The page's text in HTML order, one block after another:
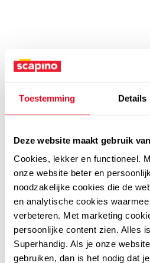
Toestemming Details
Deze website maakt gebruik
Cookies, lekker en functioneel.
onze website beter en
noodzakelijke cookies die de
en analytische cookies
verbeteren. Met marketing
persoonlijke content zien. Alles
Superhandig. Als je onze
gebruiken, dan is het nodig dat